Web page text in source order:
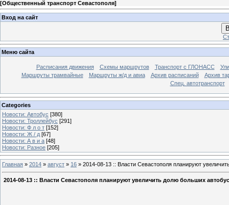
[Общественный транспорт Севастополя]
Вход на сайт
Меню сайта
Расписания движения Схемы маршрутов Транспорт с ГЛОНАСС
Маршруты трамвайные
Маршруты ж/д и авиа Архив расписаний
Архив
Спец. автотранспорт
Categories
Новости: Автобус [380]
Новости: Троллейбус [291]
Новости: Ф л о т [152]
Новости: Ж / д [67]
Новости: А в и а [48]
Новости: Разное [205]
Главная » 2014 » август » 16 » 2014-08-13 :: Власти Севастополя планируют
2014-08-13 :: Власти Севастополя планируют увеличить долю больших